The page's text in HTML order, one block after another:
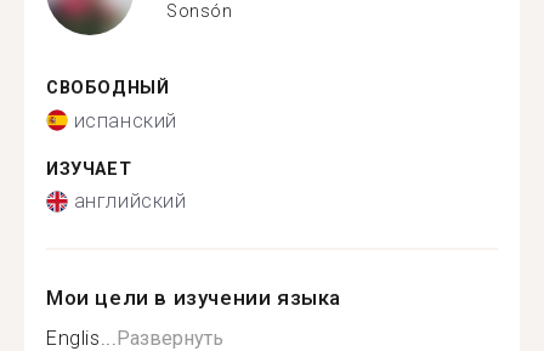
Sonsón
СВОБОДНЫЙ
испанский
ИЗУЧАЕТ
английский
Мои цели в изучении языка
Englis...Развернуть